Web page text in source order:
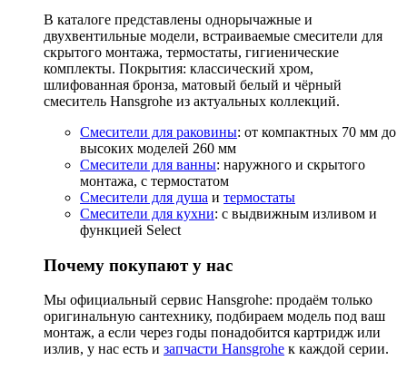
В каталоге представлены однорычажные и
двухвентильные модели, встраиваемые смесители для
скрытого монтажа, термостаты, гигиенические
комплекты. Покрытия: классический хром,
шлифованная бронза, матовый белый и чёрный
смеситель Hansgrohe из актуальных коллекций.
Смесители для раковины: от компактных 70 мм до
высоких моделей 260 мм
Смесители для ванны: наружного и скрытого
монтажа, с термостатом
Смесители для душа и термостаты
Смесители для кухни: с выдвижным изливом и
функцией Select
Почему покупают у нас
Мы официальный сервис Hansgrohe: продаём только
оригинальную сантехнику, подбираем модель под ваш
монтаж, а если через годы понадобится картридж или
излив, у нас есть и запчасти Hansgrohe к каждой серии.